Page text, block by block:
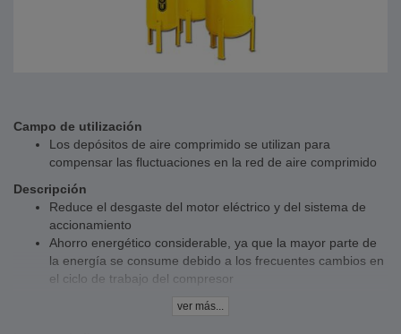
Campo de utilización
Los depósitos de aire comprimido se utilizan para
compensar las fluctuaciones en la red de aire comprimido
Descripción
Reduce el desgaste del motor eléctrico y del sistema de
accionamiento
Ahorro energético considerable, ya que la mayor parte de
la energía se consume debido a los frecuentes cambios en
el ciclo de trabajo del compresor
los depósitos de aire comprimido RV actúa como
ver más...